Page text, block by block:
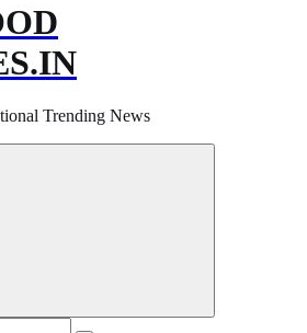
Trending News